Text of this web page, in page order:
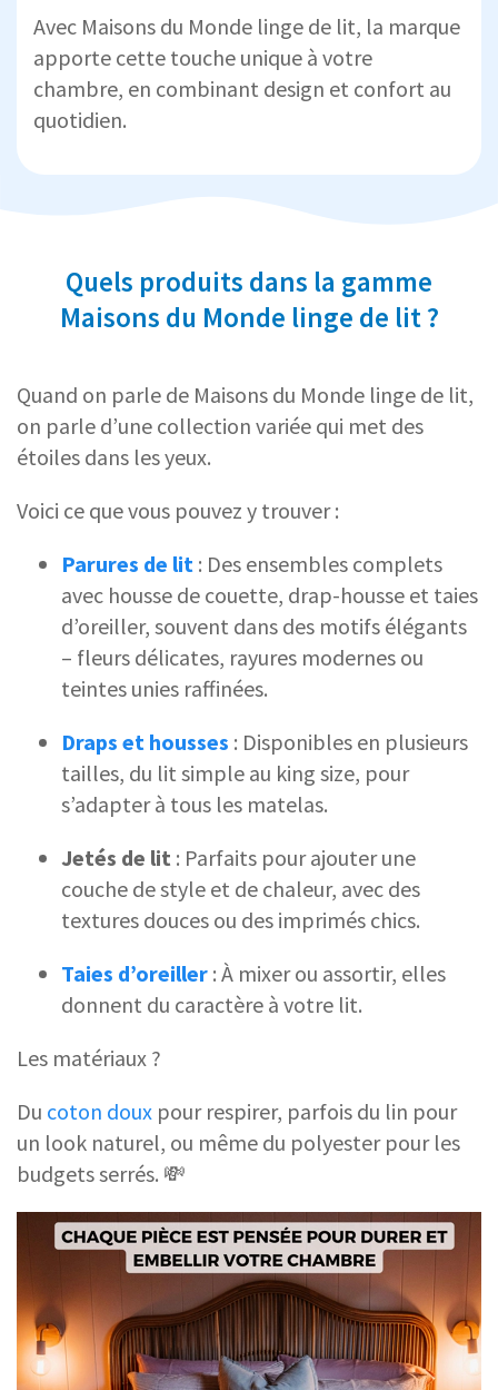
Avec Maisons du Monde linge de lit, la marque
apporte cette touche unique à votre
chambre, en combinant design et confort au
quotidien.
Quels produits dans la gamme
Maisons du Monde linge de lit ?
Quand on parle de Maisons du Monde linge de lit,
on parle d’une collection variée qui met des
étoiles dans les yeux.
Voici ce que vous pouvez y trouver :
Parures de lit : Des ensembles complets
avec housse de couette, drap-housse et taies
d’oreiller, souvent dans des motifs élégants
– fleurs délicates, rayures modernes ou
teintes unies raffinées.
Draps et housses : Disponibles en plusieurs
tailles, du lit simple au king size, pour
s’adapter à tous les matelas.
Jetés de lit : Parfaits pour ajouter une
couche de style et de chaleur, avec des
textures douces ou des imprimés chics.
Taies d’oreiller : À mixer ou assortir, elles
donnent du caractère à votre lit.
Les matériaux ?
Du coton doux pour respirer, parfois du lin pour
un look naturel, ou même du polyester pour les
budgets serrés. 💸